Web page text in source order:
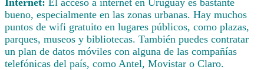
bueno, especialmente en las zonas urbanas. Hay muchos
puntos de wifi gratuito en lugares públicos, como plazas,
parques, museos y bibliotecas. También puedes contratar
un plan de datos móviles con alguna de las compañías
telefónicas del país, como Antel, Movistar o Claro.